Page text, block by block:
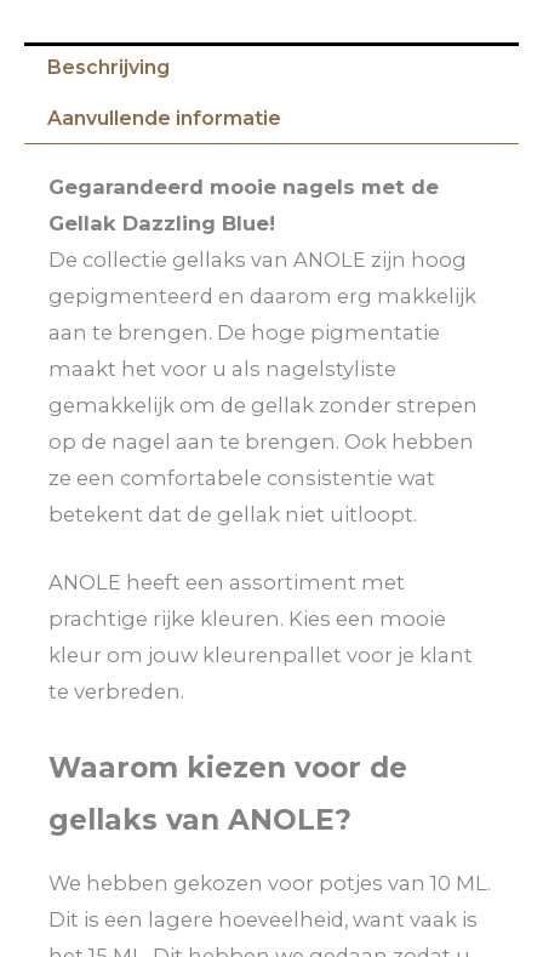
Beschrijving
Aanvullende informatie
Gegarandeerd mooie nagels met de
Gellak Dazzling Blue!
De collectie gellaks van ANOLE zijn hoog
gepigmenteerd en daarom erg makkelijk
aan te brengen. De hoge pigmentatie
maakt het voor u als nagelstyliste
gemakkelijk om de gellak zonder strepen
op de nagel aan te brengen. Ook hebben
ze een comfortabele consistentie wat
betekent dat de gellak niet uitloopt.
ANOLE heeft een assortiment met
prachtige rijke kleuren. Kies een mooie
kleur om jouw kleurenpallet voor je klant
te verbreden.
Waarom kiezen voor de
gellaks van ANOLE?
We hebben gekozen voor potjes van 10 ML.
Dit is een lagere hoeveelheid, want vaak is